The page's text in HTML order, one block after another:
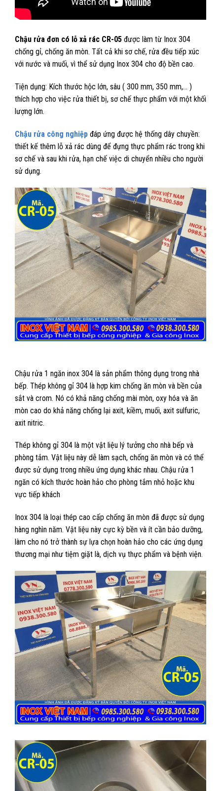
Chậu rửa đơn có lỗ xả rác CR-05 được làm từ Inox 304
chống gỉ, chống ăn mòn. Tất cả khi sơ chế, rửa đều tiếp xúc
với nước và muối, vì thể sử dụng Inox 304 cho độ bền cao.
Tiện dụng: Kích thước hộc lớn, sâu ( 300 mm, 350 mm,… )
thích hợp cho việc rửa thiết bị, sơ chế thực phẩm với một khối
lượng lớn.
Chậu rửa công nghiệp đáp ứng được hệ thống dây chuyền:
thiết kế thêm lỗ xả rác dùng để đựng thực phẩm rác trong khi
sơ chế và sau khi rửa, hạn chế việc di chuyển nhiều cho người
sử dụng.
Chậu rửa 1 ngăn inox 304 là sản phẩm thông dụng trong nhà
bếp. Thép không gỉ 304 là hợp kim chống ăn mòn và bền của
sắt và crom. Nó có khả năng chống mài mòn, oxy hóa và ăn
mòn cao do khả năng chống lại axit, kiềm, muối, axit sulfuric,
axit nitric.
Thép không gỉ 304 là một vật liệu lý tưởng cho nhà bếp và
phòng tắm. Vật liệu này dễ làm sạch, chống ăn mòn và có thể
được sử dụng trong nhiều ứng dụng khác nhau. Chậu rửa 1
ngăn có kích thước hoàn hảo cho phòng tắm nhỏ hoặc khu
vực tiếp khách
Inox 304 là loại thép cao cấp chống ăn mòn đã được sử dụng
hàng nghìn năm. Vật liệu này cực kỳ bền và ít cần bảo dưỡng,
làm cho nó trở thành sự lựa chọn hoàn hảo cho các ứng dụng
thương mại như tiệm giặt là, dịch vụ thực phẩm và bệnh viện.